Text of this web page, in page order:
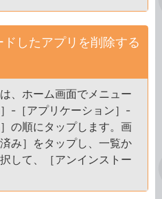
ドしたアプリを削除する
、ホーム画面でメニュー
-［アプリケーション］-
の順にタップします。画
み］をタップし、一覧か
して、［アンインストー